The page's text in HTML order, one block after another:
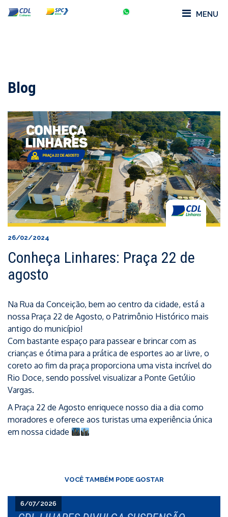
MENU
Blog
26/02/2024
Conheça Linhares: Praça 22 de
agosto
Na Rua da Conceição, bem ao centro da cidade, está a
nossa Praça 22 de Agosto, o Patrimônio Histórico mais
antigo do município!
Com bastante espaço para passear e brincar com as
crianças e ótima para a prática de esportes ao ar livre, o
coreto ao fim da praça proporciona uma vista incrível do
Rio Doce, sendo possível visualizar a Ponte Getúlio
Vargas.
A Praça 22 de Agosto enriquece nosso dia a dia como
moradores e oferece aos turistas uma experiência única
em nossa cidade
VOCÊ TAMBÉM PODE GOSTAR
6/07/2026